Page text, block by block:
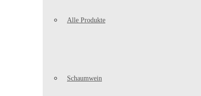
Alle Produkte
Schaumwein